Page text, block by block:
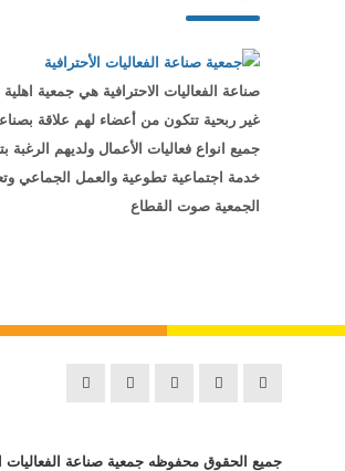
صناعة الفعاليات الاحترافية هي جمعية اهلية
غير ربحية تتكون من أعضاء لهم علاقة
جميع انواع فعاليات الأعمال ولديهم الرغبة
خدمة اجتماعية تطوعية والعمل الجماعي
الجمعية صوت القطاع
جميع الحقوق محفوظه جمعية صناعة الفعاليات